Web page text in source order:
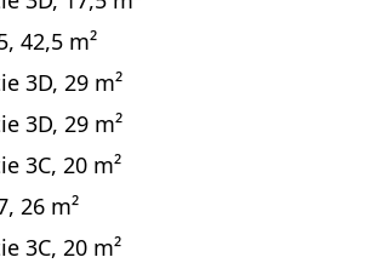
42,5 m²
3D, 29 m²
3D, 29 m²
3C, 20 m²
26 m²
3C, 20 m²